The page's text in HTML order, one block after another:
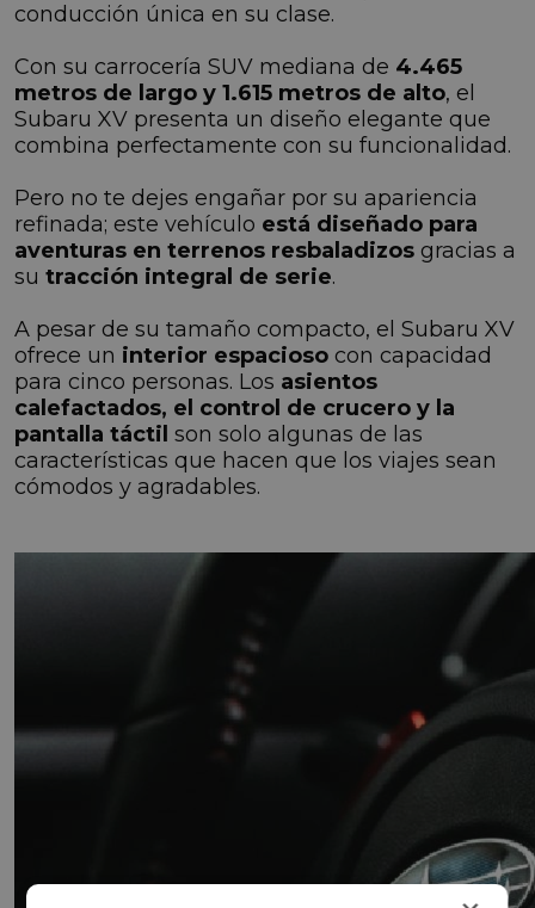
conducción única en su clase.
Con su carrocería SUV mediana de 4.465
metros de largo y 1.615 metros de alto, el
Subaru XV presenta un diseño elegante que
combina perfectamente con su funcionalidad.
Pero no te dejes engañar por su apariencia
refinada; este vehículo está diseñado para
aventuras en terrenos resbaladizos gracias a
su tracción integral de serie.
A pesar de su tamaño compacto, el Subaru XV
ofrece un interior espacioso con capacidad
para cinco personas. Los asientos
calefactados, el control de crucero y la
pantalla táctil son solo algunas de las
características que hacen que los viajes sean
cómodos y agradables.